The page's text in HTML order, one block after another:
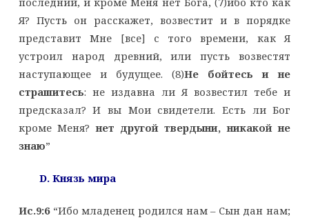
Я? Пусть он расскажет, возвестит и в порядке
представит Мне [все] с того времени, как Я
устроил народ древний, или пусть возвестят
наступающее и будущее. (8)Не бойтесь и не
страшитесь: не издавна ли Я возвестил тебе и
предсказал? И вы Мои свидетели. Есть ли Бог
кроме Меня?нет другой твердыни, никакой не
знаю”
D. Князь мира
Ис.9:6“Ибо младенец родился нам – Сын дан нам;